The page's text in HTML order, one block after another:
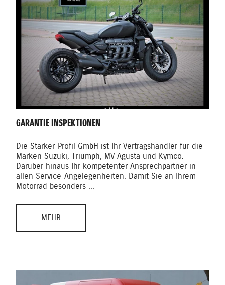
GARANTIE INSPEKTIONEN
Die Stärker–Profil GmbH ist Ihr Vertragshändler für die
Marken Suzuki, Triumph, MV Agusta und Kymco.
Darüber hinaus Ihr kompetenter Ansprechpartner in
allen Service–Angelegenheiten. Damit Sie an Ihrem
Motorrad besonders ...
MEHR